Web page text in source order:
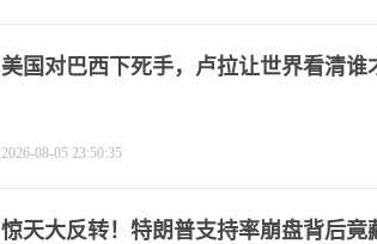
美国对巴西下死手，卢拉让世界看清谁
2026-08-05 23:50:35
惊天大反转！特朗普支持率崩盘背后竟